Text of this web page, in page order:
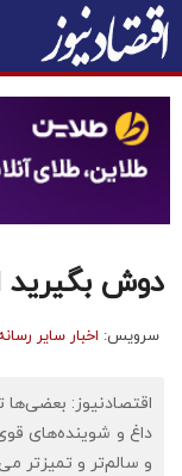
دوش بگیرید
سرویس: اخبار سایر
اقتصادنیوز:
داغ و شوینده‌های
و سالم‌تر و تمیزتر